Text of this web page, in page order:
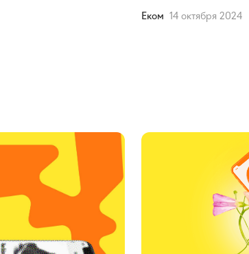
Еком 14 октября 2024